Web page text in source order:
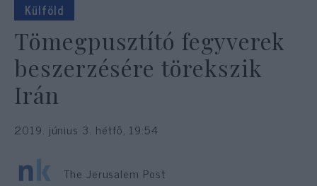
Külföld
Tömegpusztító fegyverek
beszerzésére törekszik
Irán
2019. június 3. hétfő, 19:54
The Jerusalem Post